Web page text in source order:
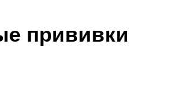
прививки